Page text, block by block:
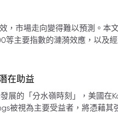
桶）因需求疲軟和市場已存在
況下2027年甚至可能觸及140
每桶70美元左右，2027年則可
，市場走向變得難以預測。本
等主要指數的漣漪效應，以及
態。重點摘要包括：先前「逢
在助益
展的「分水嶺時刻」，美國在
被視為主要受益者，將憑藉其
NFL賽季做準備。